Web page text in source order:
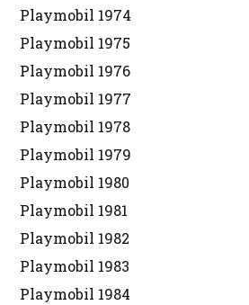
Playmobil 1974
Playmobil 1975
Playmobil 1976
Playmobil 1977
Playmobil 1978
Playmobil 1979
Playmobil 1980
Playmobil 1981
Playmobil 1982
Playmobil 1983
Playmobil 1984